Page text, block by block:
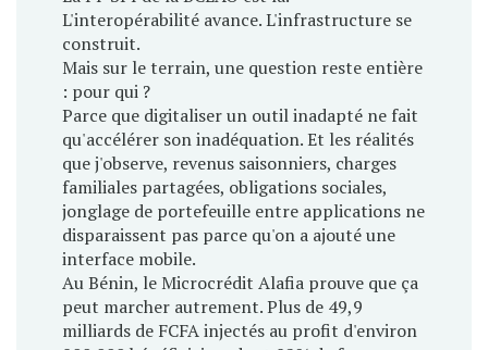
L'interopérabilité avance. L'infrastructure se
construit.
Mais sur le terrain, une question reste entière
: pour qui ?
Parce que digitaliser un outil inadapté ne fait
qu'accélérer son inadéquation. Et les réalités
que j'observe, revenus saisonniers, charges
familiales partagées, obligations sociales,
jonglage de portefeuille entre applications ne
disparaissent pas parce qu'on a ajouté une
interface mobile.
Au Bénin, le Microcrédit Alafia prouve que ça
peut marcher autrement. Plus de 49,9
milliards de FCFA injectés au profit d'environ